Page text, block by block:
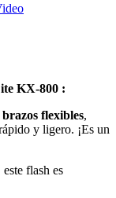
KX-800 :
flexibles,
y ligero. ¡Es un
flash es